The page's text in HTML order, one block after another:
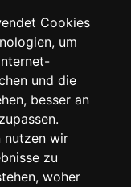
Cookies
um
und die
besser an
nutzen wir
zu
woher